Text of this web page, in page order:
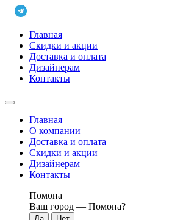
Главная
Скидки и акции
Доставка и оплата
Дизайнерам
Контакты
Главная
О компании
Доставка и оплата
Скидки и акции
Дизайнерам
Контакты
Помона
Ваш город — Помона?